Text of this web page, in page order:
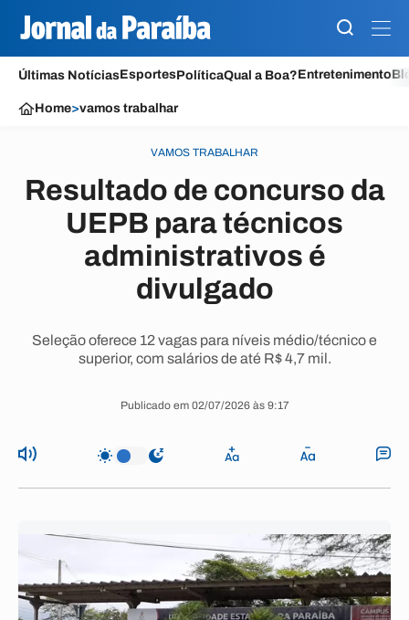
Últimas NotíciasEsportesPolíticaQual a Boa?Entretenimento
Home>vamos trabalhar
VAMOS TRABALHAR
Resultado de concurso da
UEPB para técnicos
administrativos é
divulgado
Seleção oferece 12 vagas para níveis médio/técnico e
superior, com salários de até R$ 4,7 mil.
Publicado em 02/07/2026 às 9:17